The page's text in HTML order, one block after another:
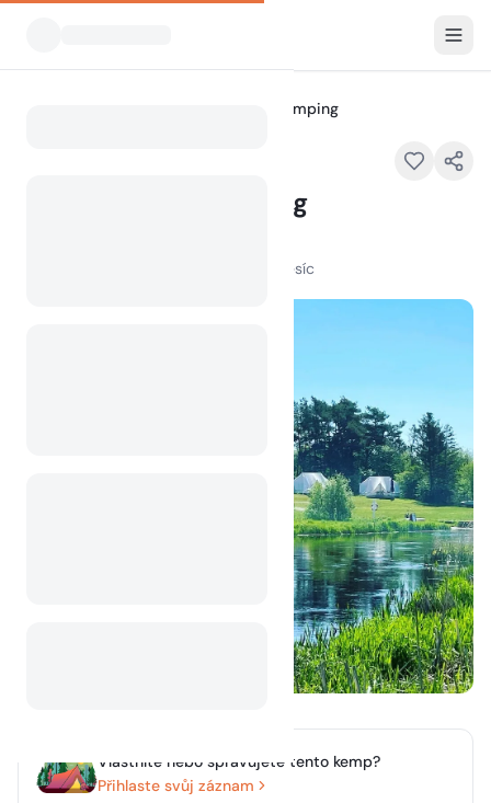
Søhøjlandets Camping
Søhøjlandets Camping
zobrazení za poslední měsíc
Vlastníte nebo spravujete tento kemp?
Přihlaste svůj záznam